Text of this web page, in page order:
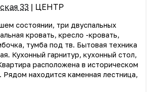
33 | ЦЕНТР
состоянии, три двуспальных
кровать, кресло -кровать,
тумба под тв. Бытовая техника
Кухонный гарнитур, кухонный стол,
расположена в историческом
Рядом находится каменная лестница,